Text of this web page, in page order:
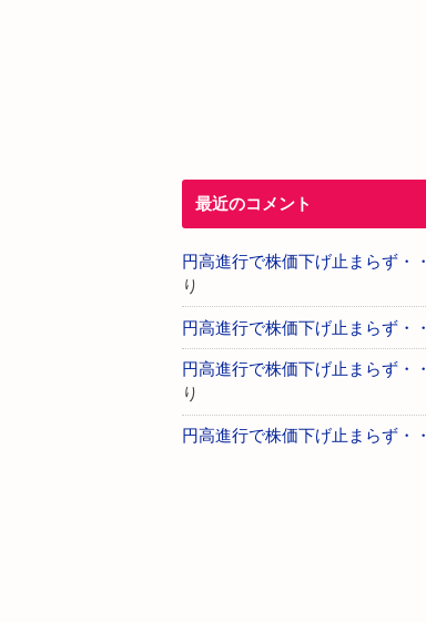
最近のコメント
円高進行で株価下げ止まらず・・
り
円高進行で株価下げ止まらず・・
円高進行で株価下げ止まらず・・
り
円高進行で株価下げ止まらず・・